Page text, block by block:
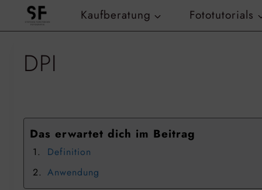
Kaufberatung Fototutorials
DPI
Das erwartet dich im Beitrag
Definition
Anwendung